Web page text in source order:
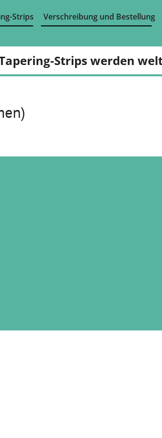
Strips Verschreibung und Bestellung
Strips werden